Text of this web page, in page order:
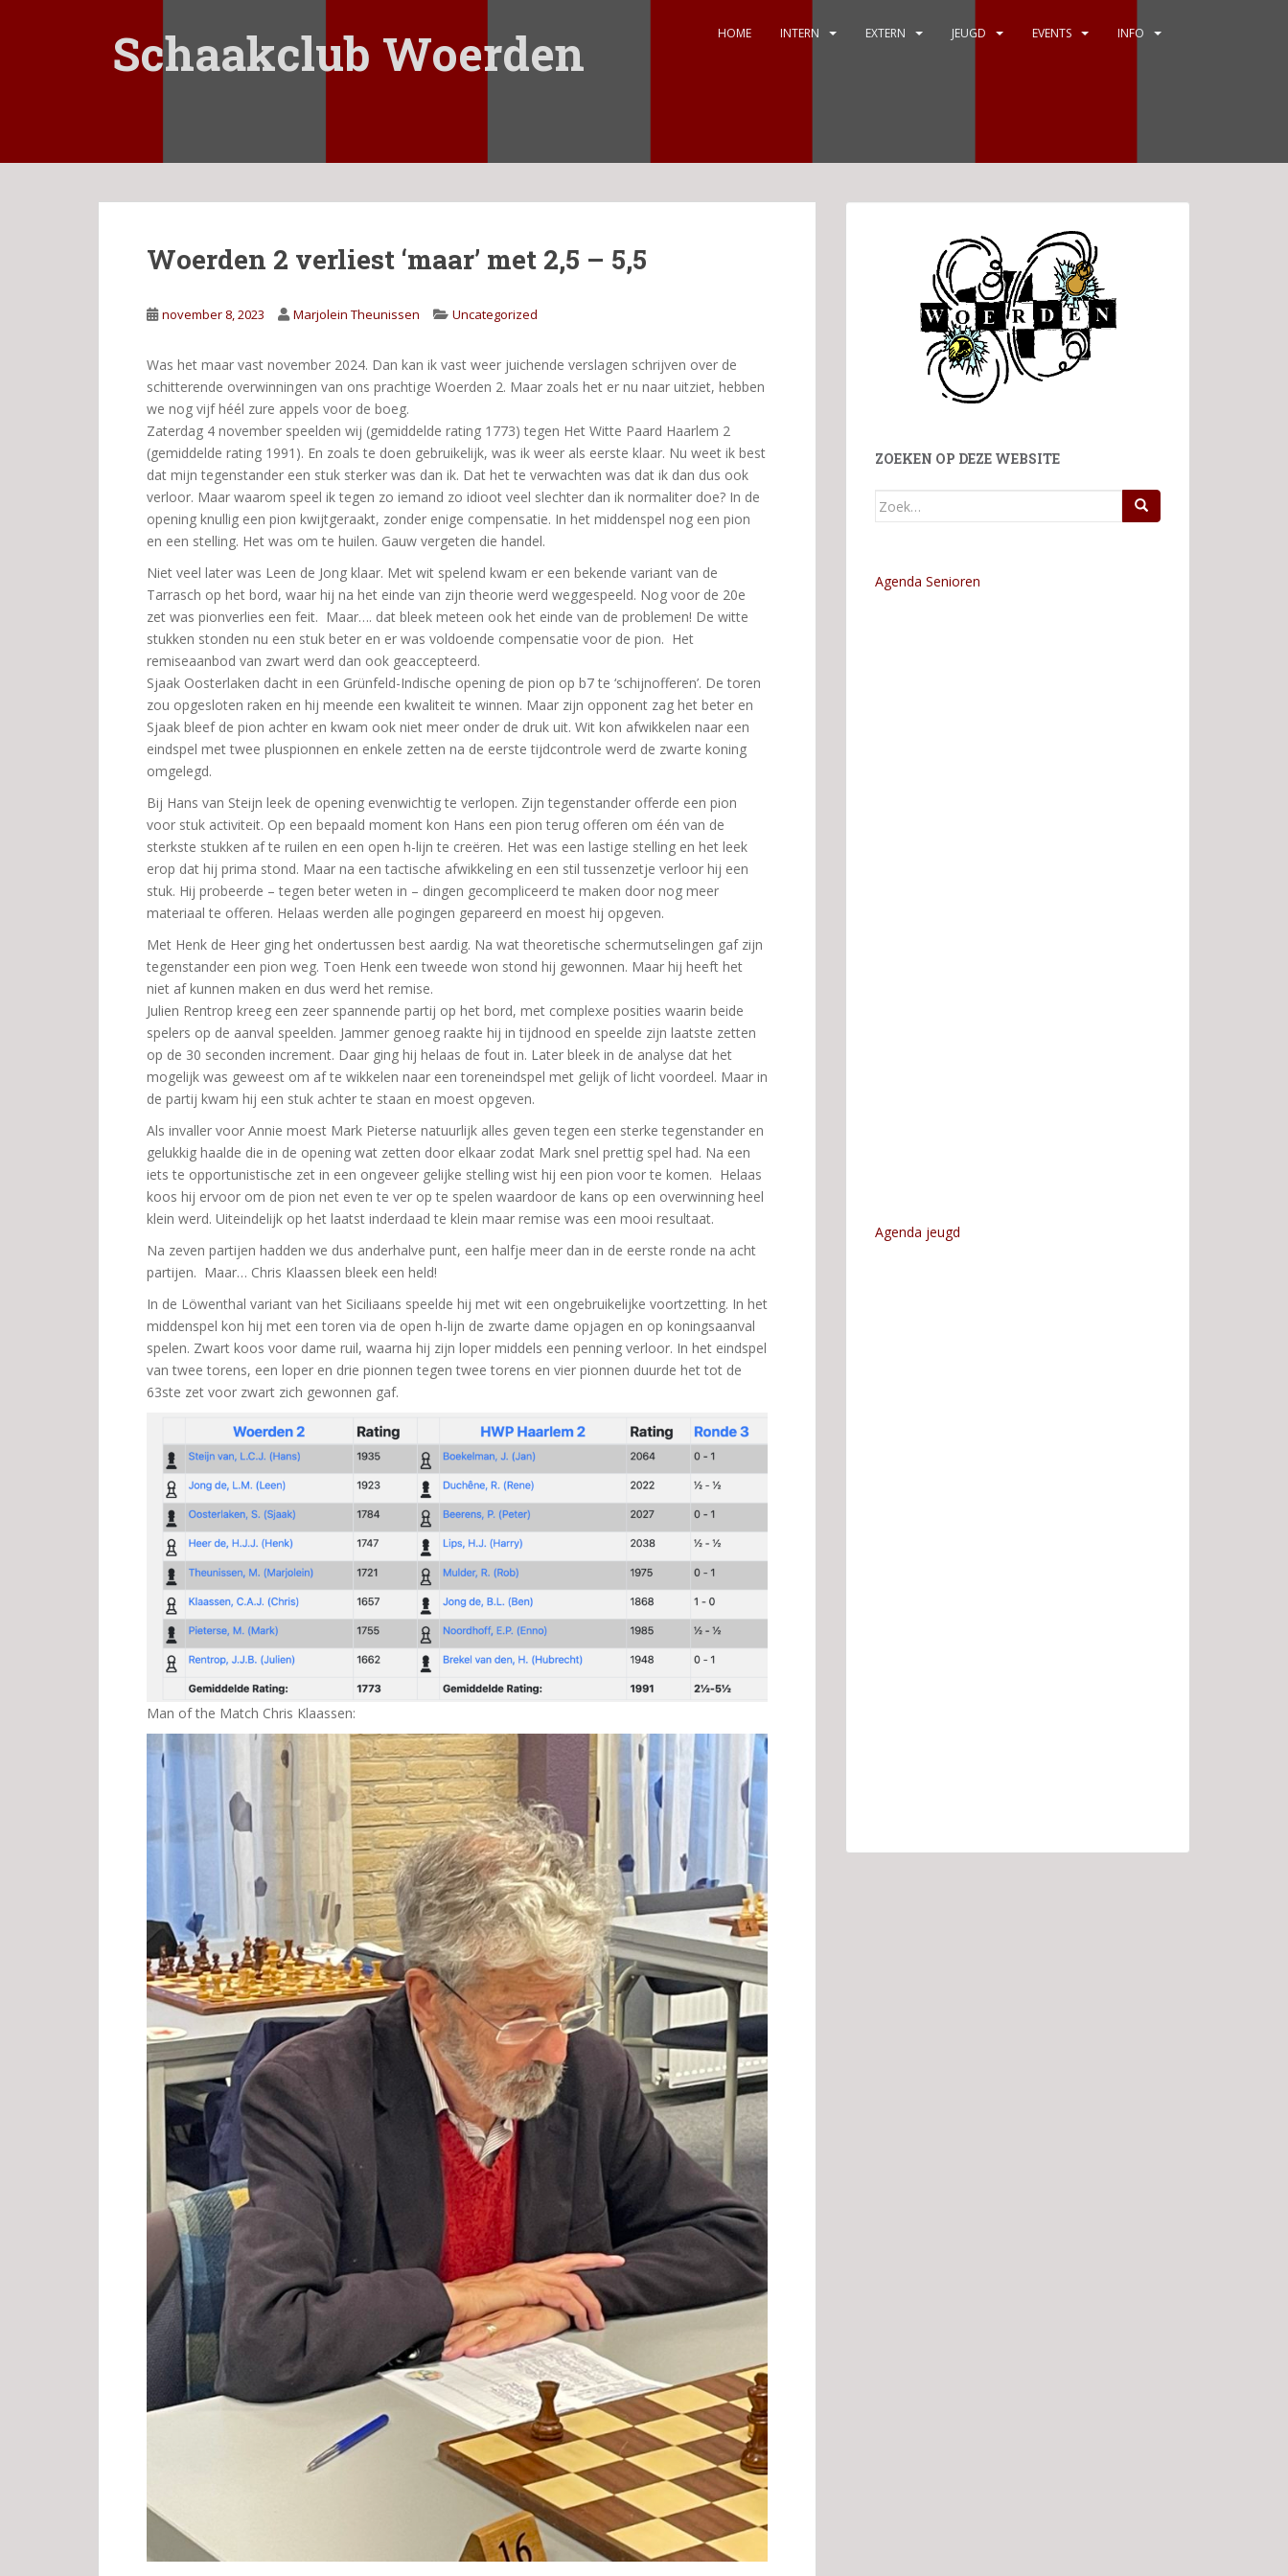
a
Schaakclub Woerden HOME INTERN EXTERN JEUGD EVENTS INFO
Woerden 2 verliest ‘maar’ met 2,5 – 5,5
november 8, 2023 Marjolein Theunissen Uncategorized
Was het maar vast november 2024. Dan kan ik vast weer juichende verslagen schrijven over de
schitterende overwinningen van ons prachtige Woerden 2. Maar zoals het er nu naar uitziet, hebben
we nog vijf héél zure appels voor de boeg.
Zaterdag 4 november speelden wij (gemiddelde rating 1773) tegen Het Witte Paard Haarlem 2
(gemiddelde rating 1991). En zoals te doen gebruikelijk, was ik weer als eerste klaar. Nu weet ik best
dat mijn tegenstander een stuk sterker was dan ik. Dat het te verwachten was dat ik dan dus ook
verloor. Maar waarom speel ik tegen zo iemand zo idioot veel slechter dan ik normaliter doe? In de
opening knullig een pion kwijtgeraakt, zonder enige compensatie. In het middenspel nog een pion
en een stelling. Het was om te huilen. Gauw vergeten die handel.
Niet veel later was Leen de Jong klaar. Met wit spelend kwam er een bekende variant van de
Tarrasch op het bord, waar hij na het einde van zijn theorie werd weggespeeld. Nog voor de 20e
zet was pionverlies een feit. Maar…. dat bleek meteen ook het einde van de problemen! De witte
stukken stonden nu een stuk beter en er was voldoende compensatie voor de pion. Het
remiseaanbod van zwart werd dan ook geaccepteerd.
Sjaak Oosterlaken dacht in een Grünfeld-Indische opening de pion op b7 te ‘schijnofferen’. De toren
zou opgesloten raken en hij meende een kwaliteit te winnen. Maar zijn opponent zag het beter en
Sjaak bleef de pion achter en kwam ook niet meer onder de druk uit. Wit kon afwikkelen naar een
eindspel met twee pluspionnen en enkele zetten na de eerste tijdcontrole werd de zwarte koning
omgelegd.
Bij Hans van Steijn leek de opening evenwichtig te verlopen. Zijn tegenstander offerde een pion
voor stuk activiteit. Op een bepaald moment kon Hans een pion terug offeren om één van de
sterkste stukken af te ruilen en een open h-lijn te creëren. Het was een lastige stelling en het leek
erop dat hij prima stond. Maar na een tactische afwikkeling en een stil tussenzetje verloor hij een
stuk. Hij probeerde – tegen beter weten in – dingen gecompliceerd te maken door nog meer
materiaal te offeren. Helaas werden alle pogingen gepareerd en moest hij opgeven.
Met Henk de Heer ging het ondertussen best aardig. Na wat theoretische schermutselingen gaf zijn
tegenstander een pion weg. Toen Henk een tweede won stond hij gewonnen. Maar hij heeft het
niet af kunnen maken en dus werd het remise.
Julien Rentrop kreeg een zeer spannende partij op het bord, met complexe posities waarin beide
spelers op de aanval speelden. Jammer genoeg raakte hij in tijdnood en speelde zijn laatste zetten
op de 30 seconden increment. Daar ging hij helaas de fout in. Later bleek in de analyse dat het
mogelijk was geweest om af te wikkelen naar een toreneindspel met gelijk of licht voordeel. Maar in
de partij kwam hij een stuk achter te staan en moest opgeven.
Als invaller voor Annie moest Mark Pieterse natuurlijk alles geven tegen een sterke tegenstander en
gelukkig haalde die in de opening wat zetten door elkaar zodat Mark snel prettig spel had. Na een
iets te opportunistische zet in een ongeveer gelijke stelling wist hij een pion voor te komen. Helaas
koos hij ervoor om de pion net even te ver op te spelen waardoor de kans op een overwinning heel
klein werd. Uiteindelijk op het laatst inderdaad te klein maar remise was een mooi resultaat.
Na zeven partijen hadden we dus anderhalve punt, een halfje meer dan in de eerste ronde na acht
partijen. Maar… Chris Klaassen bleek een held!
In de Löwenthal variant van het Siciliaans speelde hij met wit een ongebruikelijke voortzetting. In het
middenspel kon hij met een toren via de open h-lijn de zwarte dame opjagen en op koningsaanval
spelen. Zwart koos voor dame ruil, waarna hij zijn loper middels een penning verloor. In het eindspel
van twee torens, een loper en drie pionnen tegen twee torens en vier pionnen duurde het tot de
63ste zet voor zwart zich gewonnen gaf.
Man of the Match Chris Klaassen:
ZOEKEN OP DEZE WEBSITE
Zoek
Agenda Senioren
Agenda jeugd